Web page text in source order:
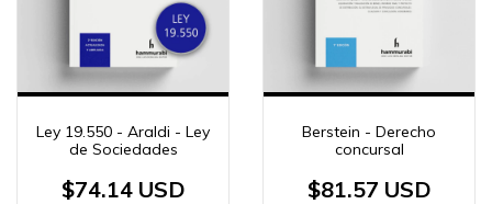
Ley 19.550 - Araldi - Ley
de Sociedades
$74.14 USD
Berstein - Derecho
concursal
$81.57 USD